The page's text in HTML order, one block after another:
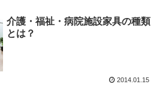
介護・福祉・病院施設家具の種類
とは？
2014.01.15